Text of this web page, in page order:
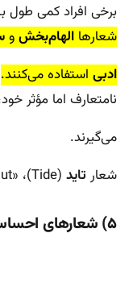
برخی افراد کمی طول
شعارها الهام‌بخشو
ادبی استفاده می‌کنند.
نامتعارف اما مؤثر
می‌گیرند.
شعار تاید (Tide)، «Tide’s In, Dirt’s out»، از آن جمله است.
۵) ‌شعارهای احساسی (Emotive Slogans)